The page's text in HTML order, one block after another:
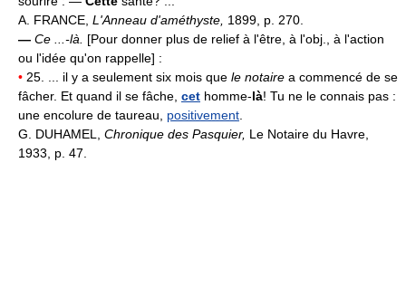
A. FRANCE, L'Anneau d'améthyste, 1899, p. 270.
— Ce ...-là. [Pour donner plus de relief à l'être, à l'obj., à l'action
ou l'idée qu'on rappelle] :
• 25. ... il y a seulement six mois que le notaire a commencé de se
fâcher. Et quand il se fâche, cet homme-là! Tu ne le connais pas :
une encolure de taureau, positivement
G. DUHAMEL, Chronique des Pasquier, Le Notaire du Havre,
1933, p. 47.